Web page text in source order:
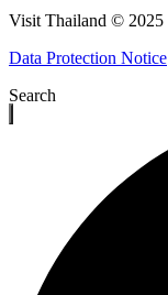
Visit Thailand © 2025
Data Protection Notice
Search